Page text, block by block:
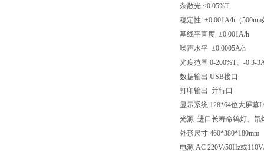
杂散光 ≤0.05%T
稳定性 ±0.001A/h（500nm
基线平直度 ±0.001A/h
噪声水平 ±0.0005A/h
光度范围 0-200%T、-0.3-
数据输出 USB接口
打印输出 并行口
显示系统 128*64位大屏幕
光源 进口长寿命钨灯、氘
外形尺寸 460*380*180mm
电源 AC 220V/50Hz或